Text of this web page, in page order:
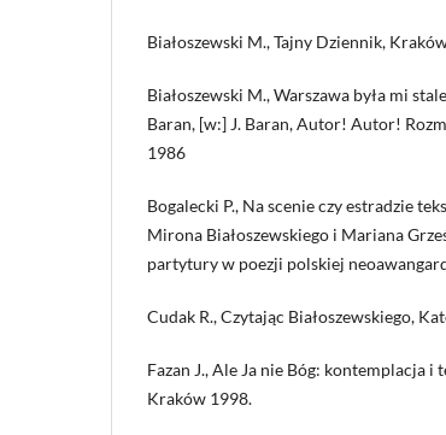
Białoszewski M., Tajny Dziennik,
Białoszewski M., Warszawa była mi
Baran, [w:] J. Baran, Autor! Autor!
1986
Bogalecki P., Na scenie czy estradzie
Mirona Białoszewskiego i Mariana
partytury w poezji polskiej
Cudak R., Czytając Białoszewskiego,
Fazan J., Ale Ja nie Bóg: kontemplacja
Kraków 1998.